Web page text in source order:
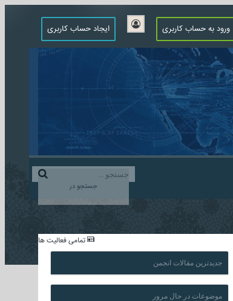
ورود به حساب کاربری ایجاد حساب کاربری
جستجو در
تمامی فعالیت ها
جدیدترین مقالات انجمن
موضوعات در حال مرور